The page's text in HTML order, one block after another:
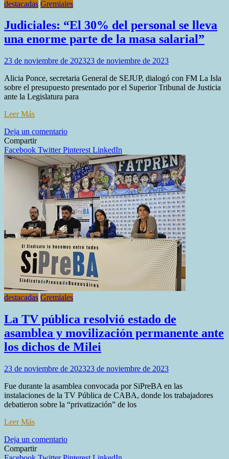
destacadas Gremiales
Judiciales: “El 30% del personal se lleva
una enorme parte de la masa salarial”
23 de noviembre de 202323 de noviembre de 2023
Alicia Ponce, secretaria General de SEJUP, dialogó con FM La Isla
sobre el presupuesto presentado por el Superior Tribunal de Justicia
ante la Legislatura para
Leer Más
Deja un comentarioen
“El
30%
del
personal
se
lleva
una
enorme
parte
de
la
masa
salarial”
Compartir
Facebook TwitterPinterest LinkedIn
destacadas Gremiales
La TV pública resolvió estado de
asamblea y movilización permanente ante
los dichos de Milei
23 de noviembre de 202323 de noviembre de 2023
Fue durante la asamblea convocada por SiPreBA en las
instalaciones de la TV Pública de CABA, donde los trabajadores
debatieron sobre la “privatización” de los
Leer Más
Deja un comentarioen
Compartir